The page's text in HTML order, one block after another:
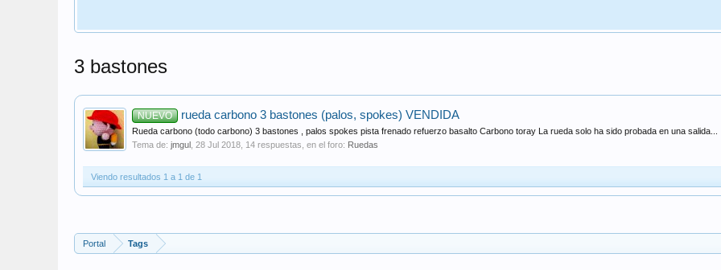
3 bastones
NUEVO rueda carbono 3 bastones (palos, spokes) VENDIDA
Rueda carbono (todo carbono) 3 bastones , palos spokes pista frenado refuerzo basalto Carbono toray La rueda solo ha sido probada en una salida...
Tema de: jmgul 28 Jul 2018 , 14 respuestas, en el foro: Ruedas
Viendo resultados 1 a 1 de 1
Portal Tags